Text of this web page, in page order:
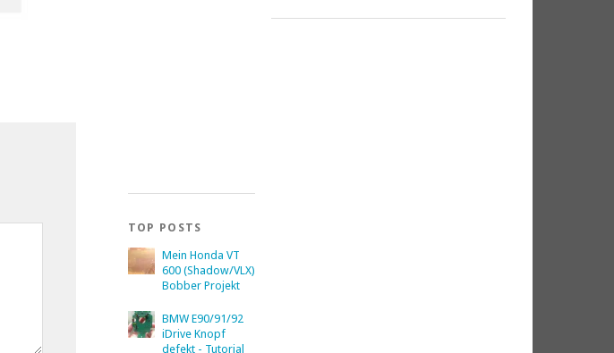
TOP POSTS
Mein Honda VT
600 (Shadow/VLX)
Bobber Projekt
BMW E90/91/92
iDrive Knopf
defekt - Tutorial